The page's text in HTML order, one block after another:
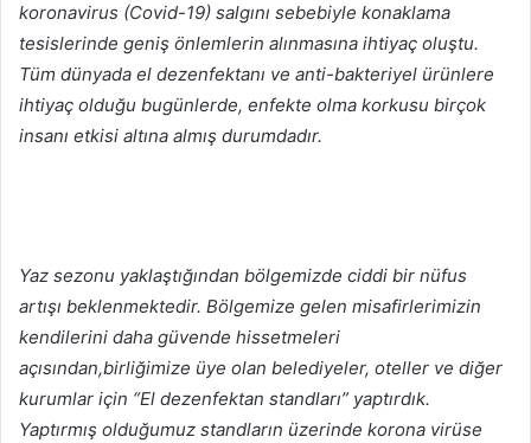
koronavirus (Covid-19) salgını sebebiyle konaklama
tesislerinde geniş önlemlerin alınmasına ihtiyaç oluştu.
Tüm dünyada el dezenfektanı ve anti-bakteriyel ürünlere
ihtiyaç olduğu bugünlerde, enfekte olma korkusu birçok
insanı etkisi altına almış durumdadır.
Yaz sezonu yaklaştığından bölgemizde ciddi bir nüfus
artışı beklenmektedir. Bölgemize gelen misafirlerimizin
kendilerini daha güvende hissetmeleri
açısından,birliğimize üye olan belediyeler, oteller ve diğer
kurumlar için “El dezenfektan standları” yaptırdık.
Yaptırmış olduğumuz standların üzerinde korona virüse